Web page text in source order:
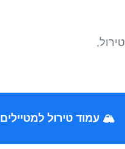
🏔️ עמוד טירול למטיילים